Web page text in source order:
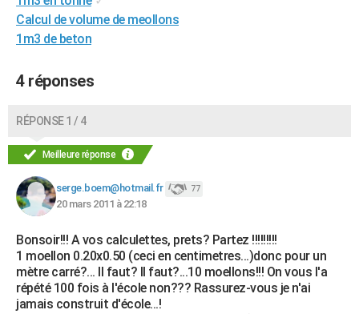
DICTIONNAIRE
Dictionnaire
Biographies
Citations
Expressions
Proverbes
PROGRAMME TV
Bricolage
Lifestyle
Culture
Sport
Auto
Television
Voyage
Cinema
Calcul de volume de meollons
1m3 de beton
4 réponses
RÉPONSE 1 / 4
Meilleure réponse
serge.boem@hotmail.fr 77
20 mars 2011 à 22:18
Bonsoir!!! A vos calculettes, prets? Partez !!!!!!!!!
1 moellon 0.20x0.50 (ceci en centimetres...)donc pour un
mètre carré?... Il faut? Il faut?...10 moellons!!! On vous l'a
répété 100 fois à l'école non??? Rassurez-vous je n'ai
jamais construit d'école...!